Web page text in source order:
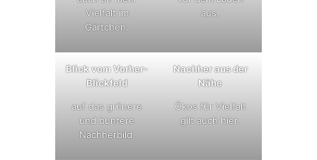
Vielfalt im
Gärtchen.
aus.
Blick vom Vorher-
Blickfeld
auf das grünere
und buntere
Nachherbild.
Nachher aus der
Nähe
Ökos für Vielfalt
gilt auch hier.